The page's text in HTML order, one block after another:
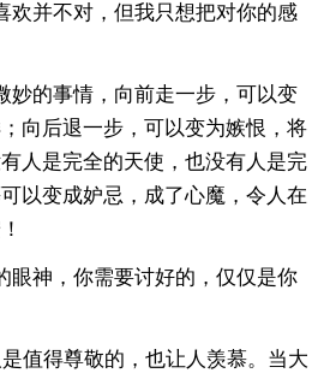
欢并不对，但我只想把对你的感
妙的事情，向前走一步，可以变
向后退一步，可以变为嫉恨，将
人是完全的天使，也没有人是完
以变成妒忌，成了心魔，令人在
眼神，你需要讨好的，仅仅是你
值得尊敬的，也让人羡慕。当大